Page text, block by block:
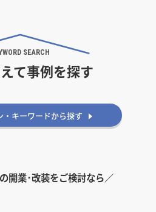
SEARCH
て事例を探す
・キーワードから探す
開業･改装をご検討なら／